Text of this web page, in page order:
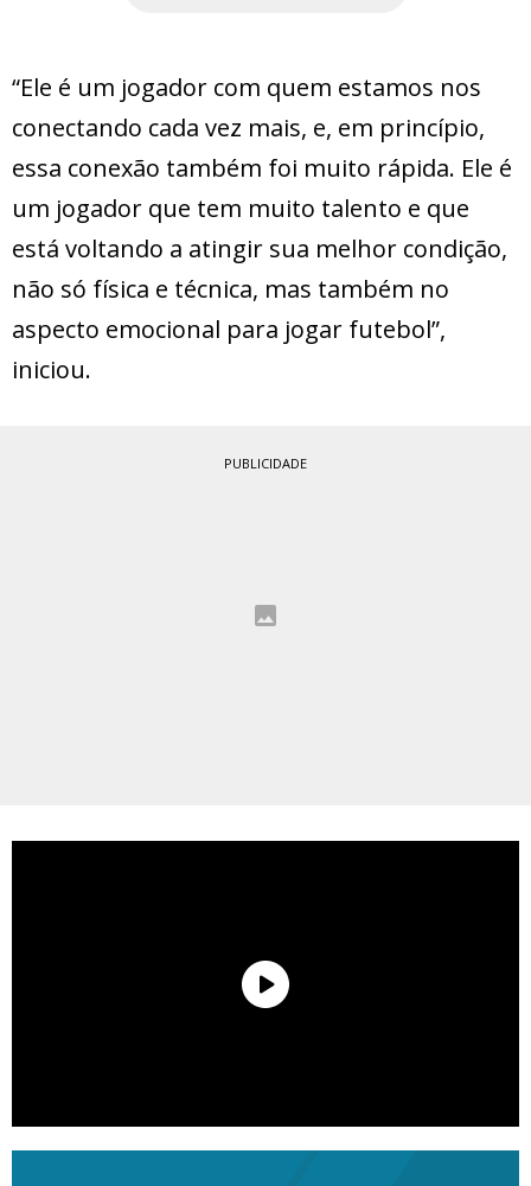
“Ele é um jogador com quem estamos nos
conectando cada vez mais, e, em princípio,
essa conexão também foi muito rápida. Ele é
um jogador que tem muito talento e que
está voltando a atingir sua melhor condição,
não só física e técnica, mas também no
aspecto emocional para jogar futebol”,
iniciou.
PUBLICIDADE